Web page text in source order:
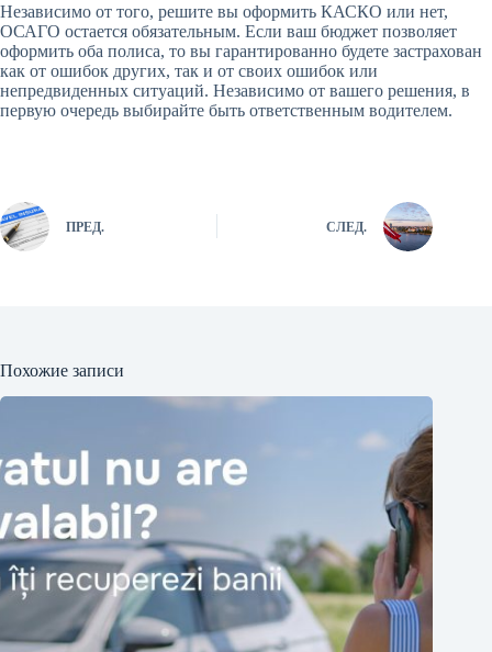
Независимо от того, решите вы оформить КАСКО или нет,
ОСАГО остается обязательным. Если ваш бюджет позволяет
оформить оба полиса, то вы гарантированно будете застрахован
как от ошибок других, так и от своих ошибок или
непредвиденных ситуаций. Независимо от вашего решения, в
первую очередь выбирайте быть ответственным водителем.
ПРЕД. СЛЕД.
Похожие записи